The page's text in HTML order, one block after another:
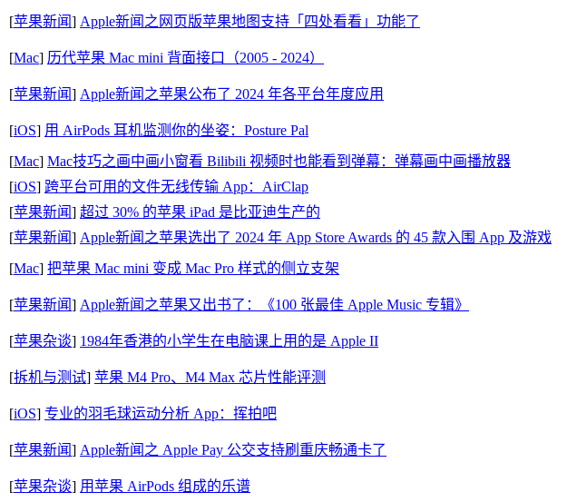
[苹果新闻] Apple新闻之网页版苹果地图支持「四处看看」功能了
[Mac] 历代苹果 Mac mini 背面接口（2005 - 2024）
[苹果新闻] Apple新闻之苹果公布了 2024 年各平台年度应用
[iOS] 用 AirPods 耳机监测你的坐姿：Posture Pal
[Mac] Mac技巧之画中画小窗看 Bilibili 视频时也能看到弹幕：弹幕画中画播放器
[iOS] 跨平台可用的文件无线传输 App：AirClap
[苹果新闻] 超过 30% 的苹果 iPad 是比亚迪生产的
[苹果新闻] Apple新闻之苹果选出了 2024 年 App Store Awards 的 45 款入围 App 及游戏
[Mac] 把苹果 Mac mini 变成 Mac Pro 样式的侧立支架
[苹果新闻] Apple新闻之苹果又出书了：《100 张最佳 Apple Music 专辑》
[苹果杂谈] 1984年香港的小学生在电脑课上用的是 Apple II
[拆机与测试] 苹果 M4 Pro、M4 Max 芯片性能评测
[iOS] 专业的羽毛球运动分析 App：挥拍吧
[苹果新闻] Apple新闻之 Apple Pay 公交支持刷重庆畅通卡了
[苹果杂谈] 用苹果 AirPods 组成的乐谱